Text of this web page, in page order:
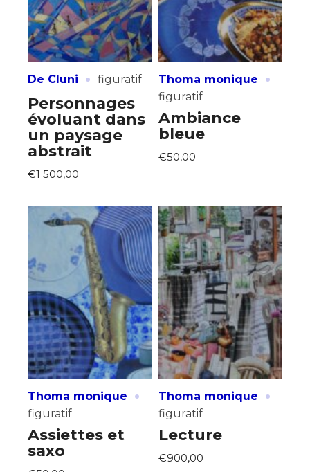
De Cluni · figuratif
Personnages
évoluant dans
un paysage
abstrait
€1 500,00
Thoma monique ·
figuratif
Ambiance
bleue
€50,00
Thoma monique ·
figuratif
Assiettes et
saxo
Thoma monique ·
figuratif
Lecture
€900,00